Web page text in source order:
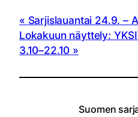
Sarjislauantai 24.9. –
Lokakuun näyttely:
3.10–22.10
Suomen